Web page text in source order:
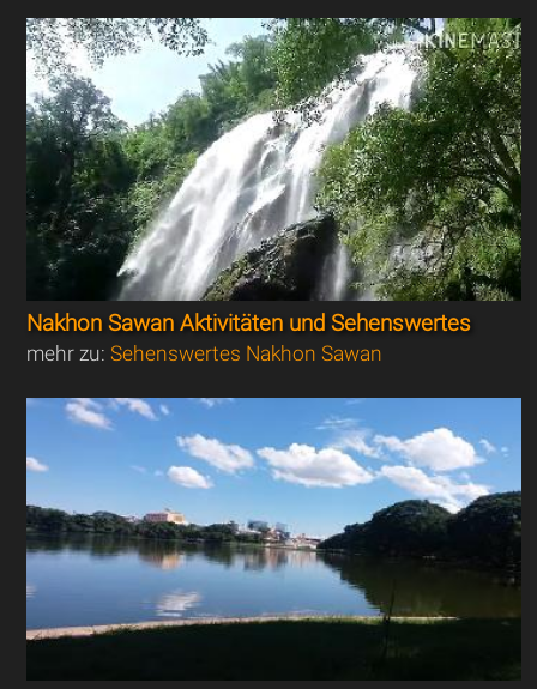
Nakhon Sawan Aktivitäten und Sehenswertes
mehr zu:Sehenswertes Nakhon Sawan